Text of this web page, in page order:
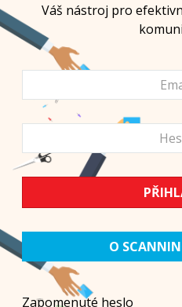
Váš nástroj pro
O
Zapomenuté heslo